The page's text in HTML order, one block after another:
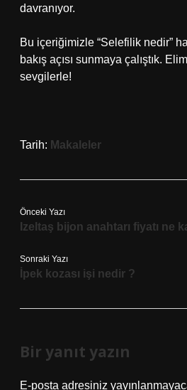
davranıyor.
Bu içeriğimizle “Selefilik nedir”
bakış açısı sunmaya çalıştık.
sevgilerle!
Tarih: Makaleler
Önceki Yazı
Izeltaş bijon anahtarı fiyatı ne
Sonraki Yazı
İpek kozası işi nedir ?
Bir yanıt yazın
E-posta adresiniz